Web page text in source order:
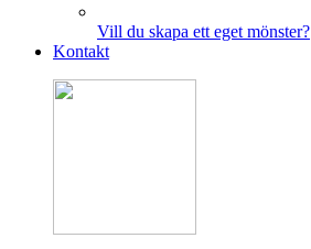
Vill du skapa ett eget mönster?
Kontakt